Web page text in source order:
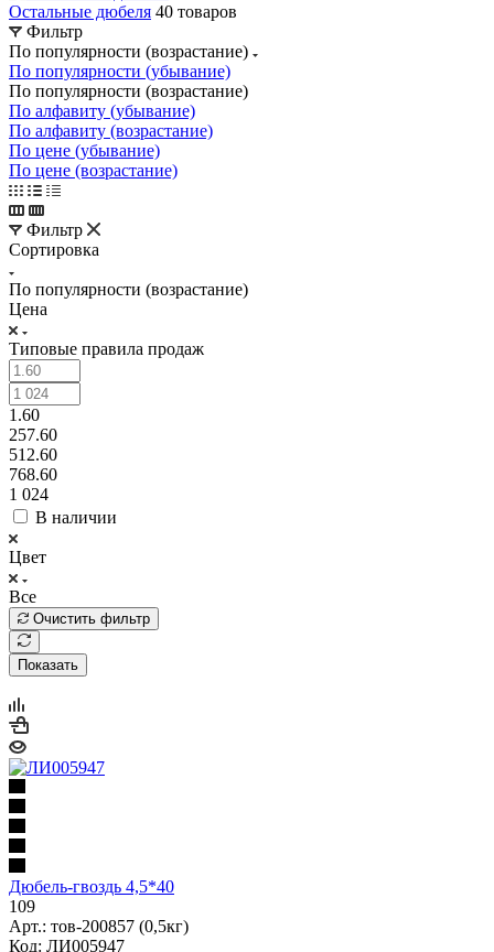
Остальные дюбеля 40 товаров
Фильтр
По популярности (возрастание)
По популярности (убывание)
По популярности (возрастание)
По алфавиту (убывание)
По алфавиту (возрастание)
По цене (убывание)
По цене (возрастание)
Фильтр
Сортировка
По популярности (возрастание)
Цена
Типовые правила продаж
1.60
257.60
512.60
768.60
1 024
В наличии
Цвет
Все
Очистить фильтр
Показать
Дюбель-гвоздь 4,5*40
109
Арт.: тов-200857 (0,5кг)
Код: ЛИ005947